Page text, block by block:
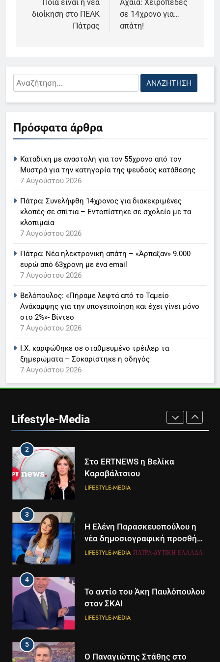
άρθρων
Ποια είναι η νέα
διοίκηση στο ΠΕΑΚ
Πάτρας
Αχαΐα: Χειροπέδες
σε 14χρονο για…
απάτη!
Αναζήτηση
για:
Πρόσφατα άρθρα
Καταδίκη με αναστολή για τον 55χρονο από τον
Μυστρά για την κατηγορία της ψευδούς κατάθεσης
7 Αυγούστου 2026
Πάτρα: Συνελήφθη 14χρονος για διακεκριμένες
κλοπές σε σπίτια – Εντοπίστηκε σε σχολείο με τα
κλοπιμαία
7 Αυγούστου 2026
Πάτρα: Νέα ηλεκτρονική απάτη – «Άρπαξαν» 9.000
ευρώ από 63χρονη με ένα email
7 Αυγούστου 2026
Βελόπουλος: «Πήραμε λεφτά από το Ταμείο
Ανάκαμψης για την υπογειποίηση και έχει γίνει μόνο
στο 2%»- Βίντεο
7 Αυγούστου 2026
Ι.Χ. καρφώθηκε σε σταθμευμένο τρέιλερ τα
ξημερώματα – Σοκαρίστηκε η οδηγός
7 Αυγούστου 2026
Lifestyle-Media
5
Ο Παναγιώτης Στάθης στο
ειδήσεων της ΕΡΤ
LIFESTYLE-MEDIA
Στον ΑΝΤ1 η Σία Κοσιώνη- Η
ανακοίνωση του σταθμού
7
Τέλος από τον ΑΝΤ1 ο
LIFESTYLE-MEDIA
8
Times μαζί σε μια νέα
συνδρομητική πρόταση
LIFESTYLE-MEDIA
1
LIFESTYLE-MEDIA
2
Στο ERTNEWS η Βελίκα
Καραβάλτσιου
LIFESTYLE-MEDIA
3
Η Ελένη Παρασκευοπούλου η
νέα δημοσιογραφική προσθήκη
του ΣΚΑΪ στην Πάτρα
LIFESTYLE-MEDIA ΠΆΤΡΑ-ΔΥΤΙΚΉ ΕΛΛΆΔΑ
4
Το αντίο του Άκη Παυλόπουλου
στον ΣΚΑΙ
LIFESTYLE-MEDIA
5
Ο Παναγιώτης Στάθης στο
5
Διάστημα: Εντοπίστηκαν για